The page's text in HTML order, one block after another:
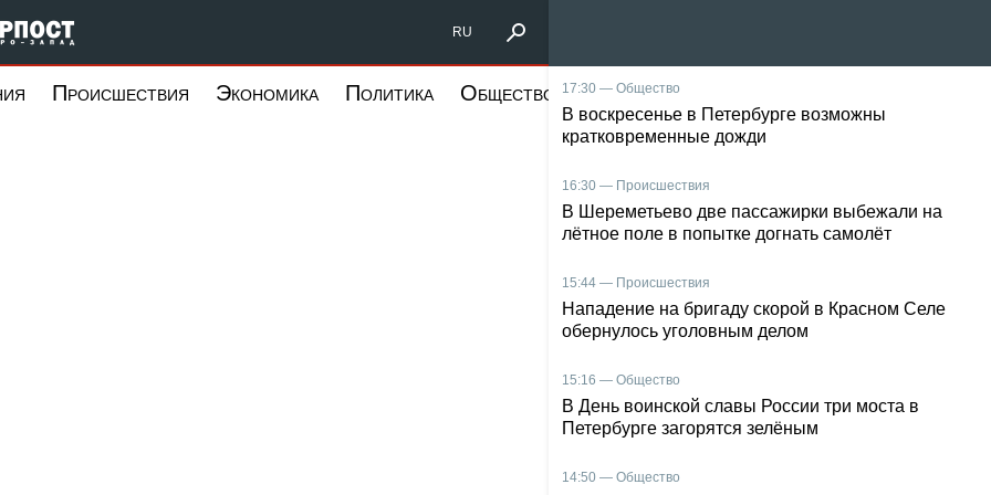
Форпост Северо-Запад RU
Происшествия Экономика Политика Общество Наука и техника
17:30 — Общество
В воскресенье в Петербурге возможны
кратковременные дожди
16:30 — Происшествия
В Шереметьево две пассажирки выбежали на
лётное поле в попытке догнать самолёт
15:44 — Происшествия
Нападение на бригаду скорой в Красном Селе
обернулось уголовным делом
15:16 — Общество
В День воинской славы России три моста в
Петербурге загорятся зелёным
14:50 — Общество